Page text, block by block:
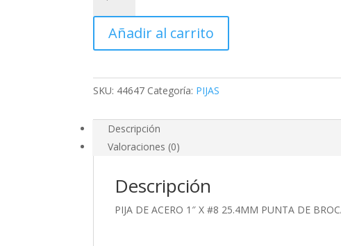
ACERO
X
25.4MM
PUNTA
BROCA
cantidad
Añadir al carrito
SKU: 44647 Categoría: PIJAS
Descripción
Valoraciones (0)
Descripción
PIJA DE ACERO 1″ X #8 25.4MM PUNTA DE